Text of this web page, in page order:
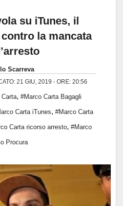
su iTunes, il
la mancata
Scarreva
21 GIU, 2019 - ORE: 20:56
, #Marco Carta Bagagli
Carta iTunes, #Marco Carta
Carta ricorso arresto, #Marco
Procura